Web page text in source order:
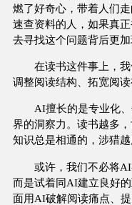
燃了好奇心，带着人们
速查资料的人，如果真
去寻找这个问题背后更加
在读书这件事上，我
调整阅读结构、拓宽阅
AI擅长的是专业化、
界的洞察力。读书越多
知识总是相通的，涉猎
或许，我们不必将AI
而是试着同AI建立良好
面用AI破解阅读痛点、